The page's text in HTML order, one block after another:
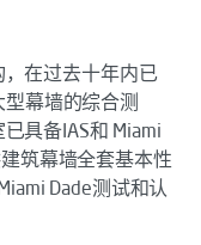
在过去十年内已
幕墙的综合测
具备IAS和 Miami
筑幕墙全套基本性
Dade测试和认